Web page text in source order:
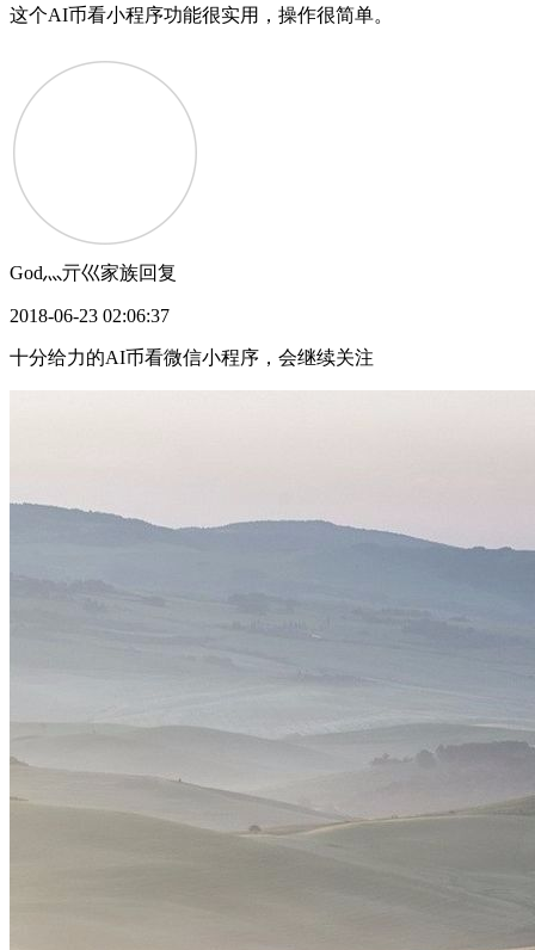
这个AI币看小程序功能很实用，操作很简单。
God灬亓巛家族回复
2018-06-23 02:06:37
十分给力的AI币看微信小程序，会继续关注